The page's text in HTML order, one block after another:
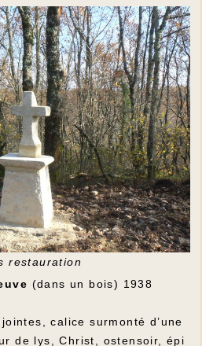
restauration
(dans un bois) 1938
calice surmonté d’une
de lys, Christ, ostensoir, épi